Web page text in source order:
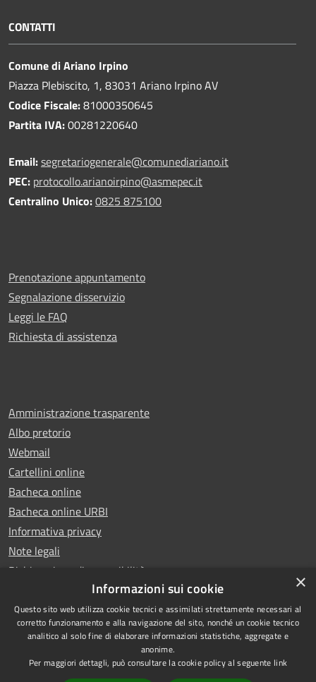
CONTATTI
Comune di Ariano Irpino
Piazza Plebiscito, 1, 83031 Ariano Irpino AV
Codice Fiscale:81000350645
Partita IVA:00281220640
Email:segretariogenerale@comunediariano.it
PEC: protocollo.arianoirpino@asmepec.it
Centralino Unico:0825 875100
Prenotazione appuntamento
Segnalazione disservizio
Leggi le FAQ
Richiesta di assistenza
Amministrazione trasparente
Albo pretorio
Webmail
Cartellini online
Bacheca online
Bacheca online URBI
Informativa privacy
Note legali
Dichiarazione di accessibilità
RSS
Accessibilità
Copyright © 2025 Comune di
Ariano Irpino
×
Informazioni sui cookie
Questo sito web utilizza cookie tecnici e assimilati strettamente necessari al
corretto funzionamento e alla navigazione del sito, nonché un cookie tecnico
analitico al solo fine di elaborare informazioni statistiche, aggregate e
anonime.
Per maggiori dettagli, può consultare la cookie policy al seguente link